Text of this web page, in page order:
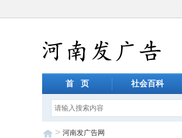
首 页 社会百科
> 河南发广告网